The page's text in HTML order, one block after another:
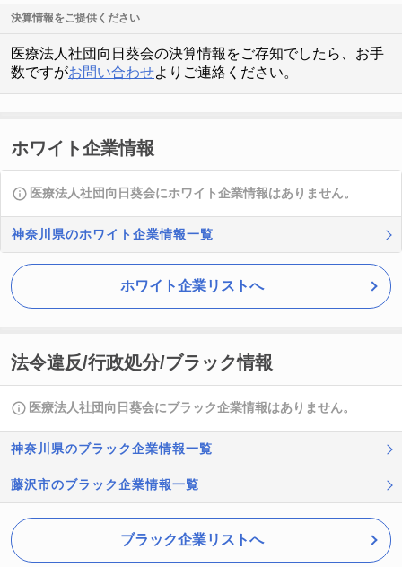
決算情報をご提供ください
医療法人社団向日葵会の決算情報をご存知でしたら、お手
数ですがお問い合わせよりご連絡ください。
ホワイト企業情報
医療法人社団向日葵会にホワイト企業情報はありません。
神奈川県のホワイト企業情報一覧
ホワイト企業リストへ
法令違反/行政処分/ブラック情報
医療法人社団向日葵会にブラック企業情報はありません。
神奈川県のブラック企業情報一覧
藤沢市のブラック企業情報一覧
ブラック企業リストへ